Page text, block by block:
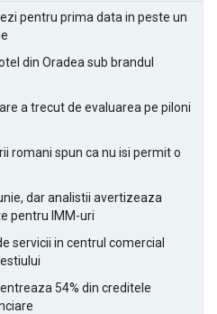
pentru prima data in peste un
din Oradea sub brandul
a trecut de evaluarea pe piloni
romani spun ca nu isi permit o
dar analistii avertizeaza
pentru IMM-uri
servicii in centrul comercial
54% din creditele